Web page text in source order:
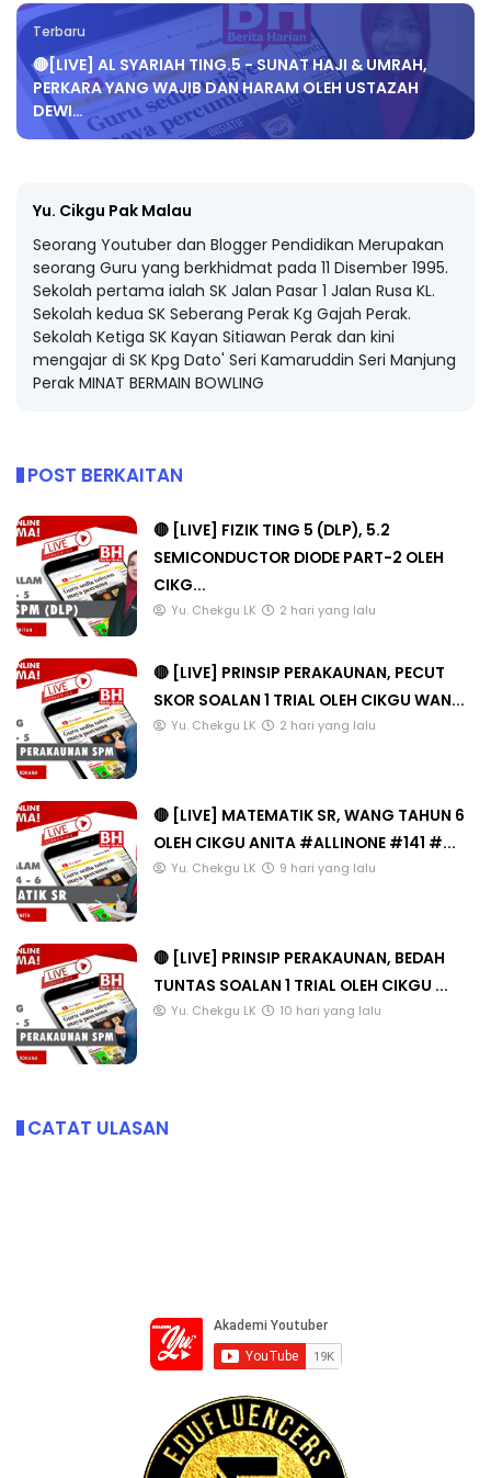
Terbaru
🔴[LIVE] AL SYARIAH TING.5 - SUNAT HAJI & UMRAH,
PERKARA YANG WAJIB DAN HARAM OLEH USTAZAH
DEWI…
Yu. Cikgu Pak Malau
Seorang Youtuber dan Blogger Pendidikan Merupakan
seorang Guru yang berkhidmat pada 11 Disember 1995.
Sekolah pertama ialah SK Jalan Pasar 1 Jalan Rusa KL.
Sekolah kedua SK Seberang Perak Kg Gajah Perak.
Sekolah Ketiga SK Kayan Sitiawan Perak dan kini
mengajar di SK Kpg Dato' Seri Kamaruddin Seri Manjung
Perak MINAT BERMAIN BOWLING
POST BERKAITAN
🔴 [LIVE] FIZIK TING 5 (DLP), 5.2
SEMICONDUCTOR DIODE PART-2 OLEH
CIKG...
Yu. Chekgu LK 2 hari yang lalu
🔴 [LIVE] PRINSIP PERAKAUNAN, PECUT
SKOR SOALAN 1 TRIAL OLEH CIKGU WAN...
Yu. Chekgu LK 2 hari yang lalu
🔴 [LIVE] MATEMATIK SR, WANG TAHUN 6
OLEH CIKGU ANITA #ALLINONE #141 #...
Yu. Chekgu LK 9 hari yang lalu
🔴 [LIVE] PRINSIP PERAKAUNAN, BEDAH
TUNTAS SOALAN 1 TRIAL OLEH CIKGU ...
Yu. Chekgu LK 10 hari yang lalu
CATAT ULASAN